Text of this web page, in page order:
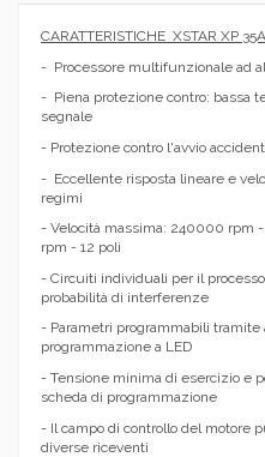
CARATTERISTICHE XSTAR XP
- Processore multifunzionale ad
- Piena protezione contro: bassa
segnale
- Protezione contro l'avvio
- Eccellente risposta lineare e
regimi
- Velocità massima: 240000 rpm
rpm - 12 poli
- Circuiti individuali per il
probabilità di interferenze
- Parametri programmabili tramite
programmazione a LED
- Tensione minima di esercizio e
scheda di programmazione
- Il campo di controllo del motore
diverse riceventi